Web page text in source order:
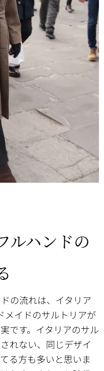
ルハンドの
の流れは、イタリア
メイドのサルトリアが
です。イタリアのサル
れない、同じデザイ
る方も多いと思いま